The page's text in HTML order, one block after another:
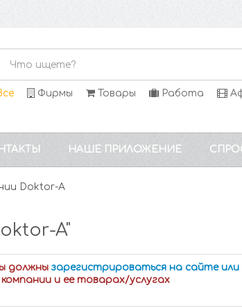
Фирмы Товары Работа
НАШЕ ПРИЛОЖЕНИЕ
Doktor-A
A"
должны зарегистрироваться на сайте
компании и ее товарах/услугах